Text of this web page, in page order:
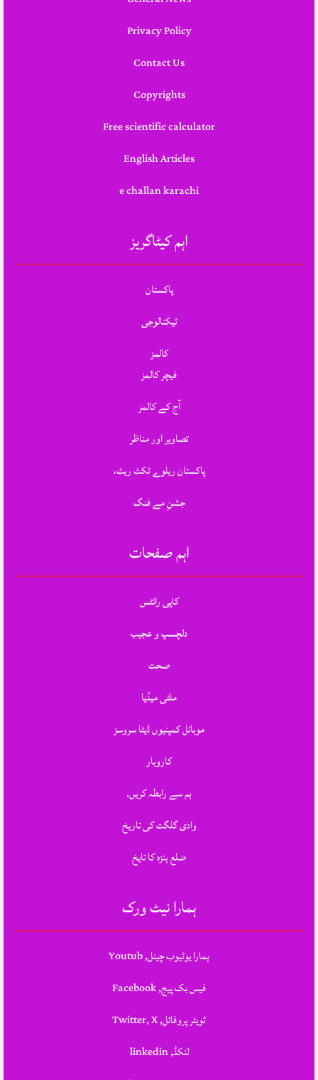
Privacy Policy
Contact Us
Copyrights
Free scientific calculator
English Articles
e challan karachi
اہم کیٹاگریز
پاکستان
ٹیکنالوجی
کالمز
فیچر کالمز
آج کے کالمز
تصاویر اور مناظر
پاکستان ریلوے ٹکٹ ریٹ،
جشنِ مے فنگ
اہم صفحات
کاپی رائٹس
دلچسپ و عجیب
صحت
ملٹی میڈیا
موبائل کمپنیوں ڈیٹا سروسز
کاروبار
ہم سے رابطہ کریں.
وادی گلگت کی تاریخ
ضلع ہنزہ کا تایخ
ہمارا نیٹ ورک
ہمارا یوٹیوب چینل, Youtub
فیس بک پیج, Facebook
ٹویٹر پروفائل, Twitter, X
لنکڈ, linkedin